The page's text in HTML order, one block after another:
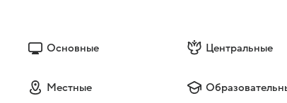
Основные Центральные
Местные